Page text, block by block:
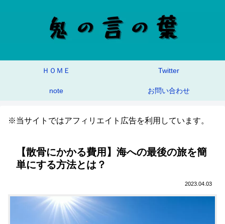
ＨＯＭＥ Twitter
note お問い合わせ
※当サイトではアフィリエイト広告を利用しています。
【散骨にかかる費用】海への最後の旅を簡
単にする方法とは？
2023.04.03